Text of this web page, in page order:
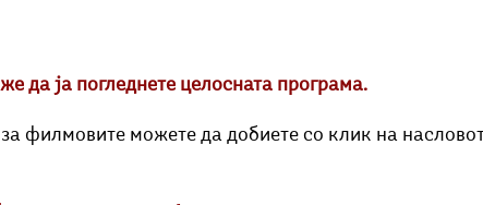
да ја погледнете целосната програма.
филмовите можете да добиете со клик на